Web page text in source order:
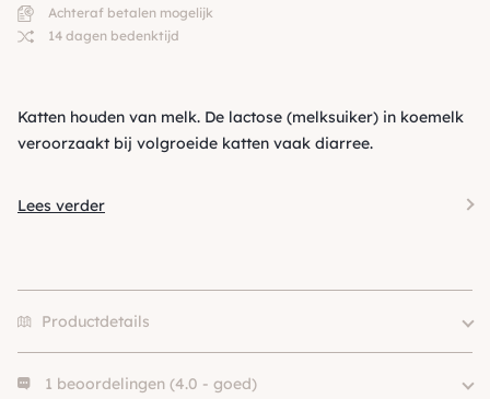
Achteraf betalen mogelijk
14 dagen bedenktijd
Katten houden van melk. De lactose (melksuiker) in koemelk
veroorzaakt bij volgroeide katten vaak diarree.
Lees verder
Productdetails
Merk
GimCat
1 beoordelingen (4.0 - goed)